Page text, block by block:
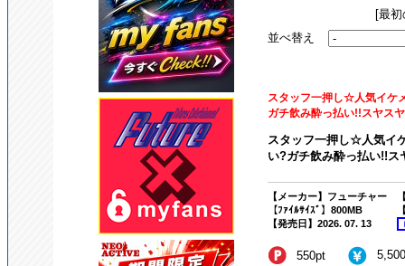
[最
並べ替え
スタッフ一押し☆人気イケ
ガチ飲み酔っ払い!!スヤス
スタッフ一押し☆人気イ
い?ガチ飲み酔っ払い!!ス
【メーカー】フューチャー
【ﾌｧｲﾙｻｲｽﾞ】800MB
【発売日】2026. 07. 13
550pt